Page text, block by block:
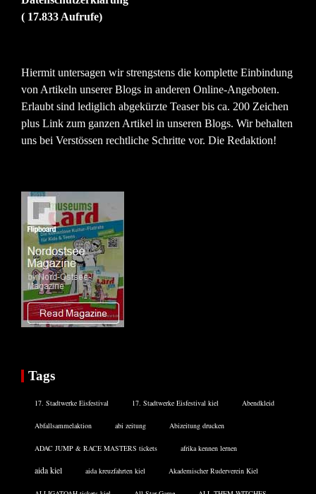
( 17.833 Aufrufe)
Hiermit untersagen wir strengstens die komplette Einbindung
von Artikeln unserer Blogs in anderen Online-Angeboten.
Erlaubt sind lediglich abgekürzte Teaser bis ca. 200 Zeichen
plus Link zum ganzen Artikel in unseren Blogs. Wir behalten
uns bei Verstössen rechtliche Schritte vor. Die Redaktion!
Tags
17. Stadtwerke Eisfestival 17. Stadtwerke Eisfestival kiel Abendkleid
Abfallsammelaktion abi zeitung Abizeitung drucken
ADAC JUMP & RACE MASTERS tickets afrika kennen lernen
aida kiel aida kreuzfahrten kiel Akademischer Ruderverein Kiel